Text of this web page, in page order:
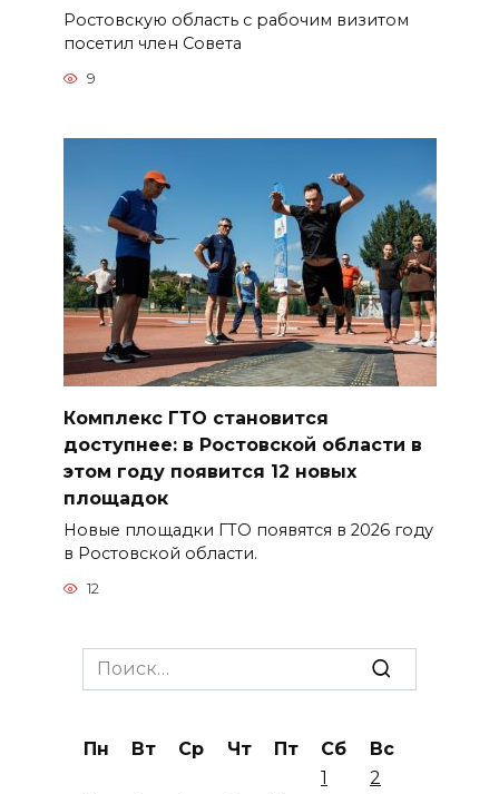
Ростовскую область с рабочим визитом
посетил член Совета
9
Комплекс ГТО становится
доступнее: в Ростовской области в
этом году появится 12 новых
площадок
Новые площадки ГТО появятся в 2026 году
в Ростовской области.
12
Search
for:
Пн Вт Ср Чт Пт Сб
Вс
1
2